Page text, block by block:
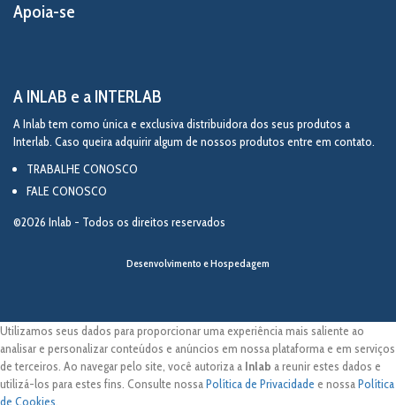
Apoia-se
A INLAB e a INTERLAB
A Inlab tem como única e exclusiva distribuidora dos seus produtos a
Interlab. Caso queira adquirir algum de nossos produtos entre em contato.
TRABALHE CONOSCO
FALE CONOSCO
©2026 Inlab - Todos os direitos reservados
Desenvolvimento e Hospedagem
Utilizamos seus dados para proporcionar uma experiência mais saliente ao
analisar e personalizar conteúdos e anúncios em nossa plataforma e em serviços
de terceiros. Ao navegar pelo site, você autoriza a Inlab a reunir estes dados e
utilizá-los para estes fins. Consulte nossaPolítica de Privacidade e nossaPolítica
de Cookies